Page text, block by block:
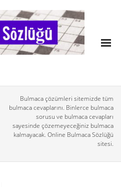
Bulmaca çözümleri sitemizde tüm
bulmaca cevaplarını. Binlerce bulmaca
sorusu ve bulmaca cevapları
sayesinde çözemeyeceğiniz bulmaca
kalmayacak. Online Bulmaca Sözlüğü
sitesi.